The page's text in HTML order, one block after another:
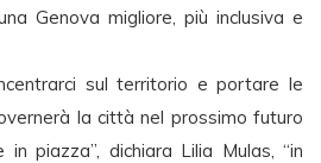
Genova migliore, più inclusiva e
sul territorio e portare le
la città nel prossimo futuro
piazza”, dichiara Lilia Mulas, “in